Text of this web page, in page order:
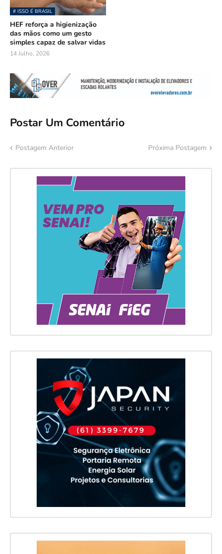
# ISSO É BRASIL
HEF reforça a higienização
das mãos como um gesto
simples capaz de salvar vidas
14 Julho, 2026
Postar Um Comentário
Postagem Anterior Próxima Postagem